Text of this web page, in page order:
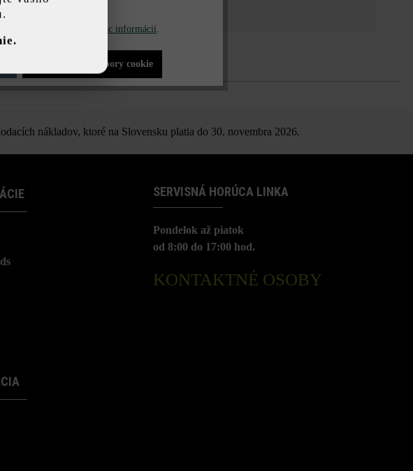
nákladov, ktoré na Slovensku platia do 30. novembra 2026.
SERVISNÁ HORÚCA LINKA
Pondelok až piatok
od 8:00 do 17:00 hod.
KONTAKTNÉ OSOBY
možnú funkčnosť... Viac informácií.
Povoliť všetky súbory cookie